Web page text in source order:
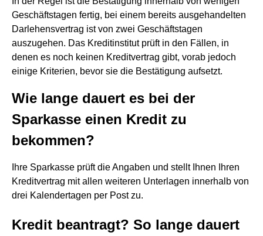
Geschäftstagen fertig, bei einem bereits ausgehandelten
Darlehensvertrag ist von zwei Geschäftstagen
auszugehen. Das Kreditinstitut prüft in den Fällen, in
denen es noch keinen Kreditvertrag gibt, vorab jedoch
einige Kriterien, bevor sie die Bestätigung aufsetzt.
Wie lange dauert es bei der
Sparkasse einen Kredit zu
bekommen?
Ihre Sparkasse prüft die Angaben und stellt Ihnen Ihren
Kreditvertrag mit allen weiteren Unterlagen innerhalb von
drei Kalendertagen per Post zu.
Kredit beantragt? So lange dauert